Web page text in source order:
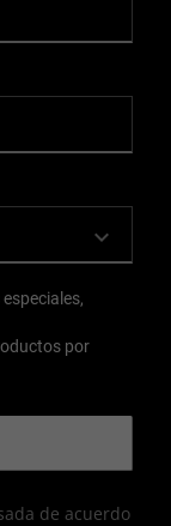
por
de acuerdo